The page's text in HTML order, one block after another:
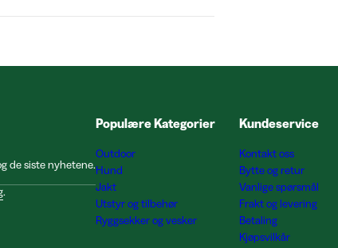
de siste nyhetene.
.
Populære Kategorier
Outdoor
Hund
Jakt
Utstyr og tilbehør
Ryggsekker og vesker
Kundeservice
Kontakt oss
Bytte og retur
Vanlige spørsmål
Frakt og levering
Betaling
Kjøpsvilkår